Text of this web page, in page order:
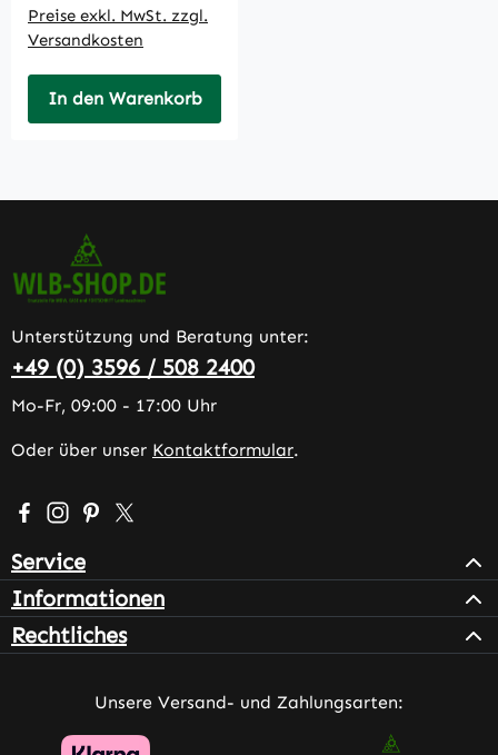
Preise exkl. MwSt. zzgl.
Versandkosten
In den Warenkorb
Unterstützung und Beratung unter:
+49 (0) 3596 / 508 2400
Mo-Fr, 09:00 - 17:00 Uhr
Oder über unser Kontaktformular.
Besuche uns auf Facebook – öffnet in neuem Tab
Schau auf Instagram vorbei – öffnet in neuem Tab
Lass dich auf Pinterest inspirieren – öffnet in
Folge uns auf X – öffnet in neuem Tab
Service
Informationen
Rechtliches
Unsere Versand- und Zahlungsarten: